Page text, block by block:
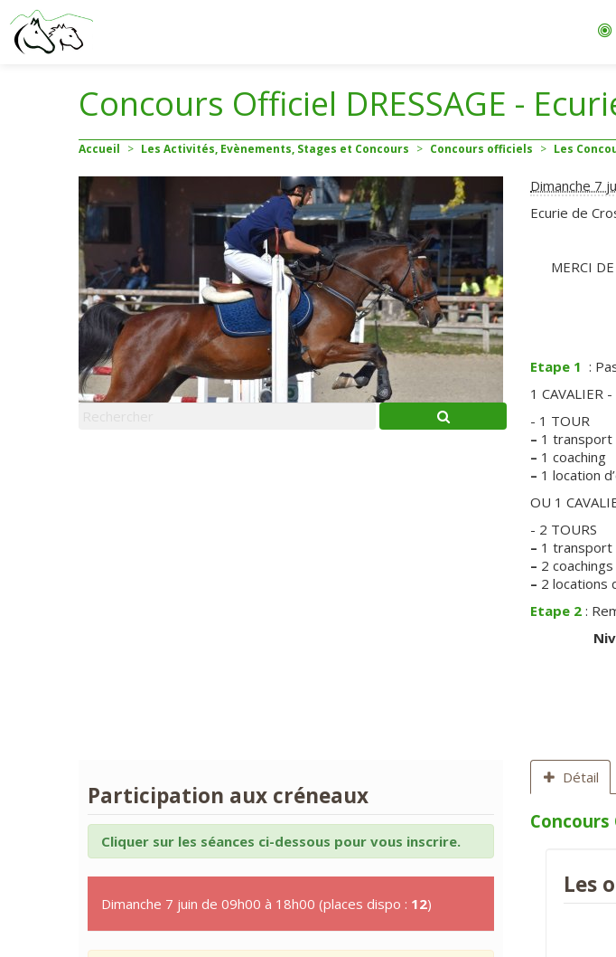
Concours Officiel DRESSAGE -
Accueil > Les Activités, Evènements, Stages et Concours > Concours officiels > Les
Dimanche 7
Ecurie de
MERCI
Etape 1 :
1 CAVALIER
- 1 TOUR
– 1 transport
– 1 coaching
– 1 location
OU 1
- 2 TOURS
– 1 transport
– 2 coachings
– 2 locations
Etape 2 :
Détail
Concours
Les
Participation aux créneaux
Cliquer sur les séances ci-dessous pour vous inscrire.
Dimanche 7 juin de 09h00 à 18h00 (places dispo : 12)